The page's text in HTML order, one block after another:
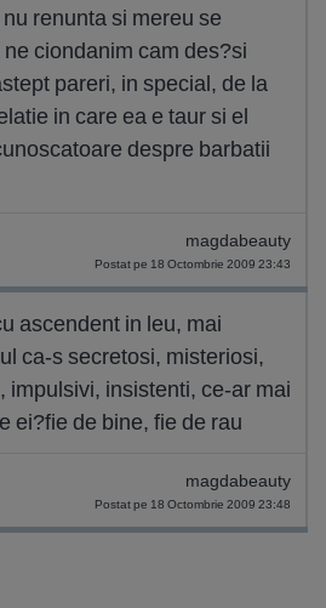
renunta si mereu se
ciondanim cam des?si
pareri, in special, de la
in care ea e taur si el
despre barbatii
magdabeauty
Postat pe 18 Octombrie 2009 23:43
ascendent in leu, mai
ca-s secretosi, misteriosi,
impulsivi, insistenti, ce-ar mai
ei?fie de bine, fie de rau
magdabeauty
Postat pe 18 Octombrie 2009 23:48